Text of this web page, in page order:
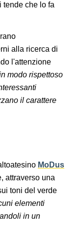
tende che lo fa
alla ricerca di
l'attenzione
modo rispettoso
il carattere
MoDus
attraverso una
toni del verde
elementi
in un